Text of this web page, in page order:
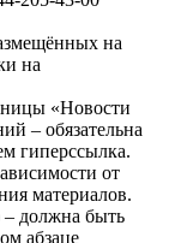
на
на
«Новости
– обязательна
гиперссылка.
от
материалов.
– должна быть
абзаце